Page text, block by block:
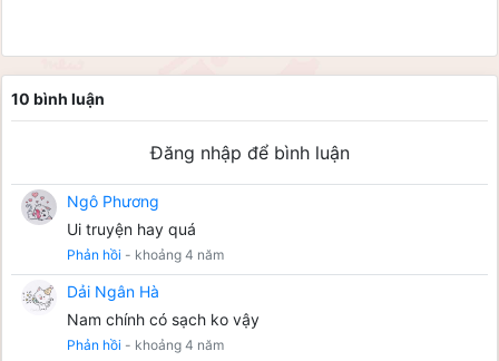
10 bình luận
Đăng nhập để bình luận
Ngô Phương
Ui truyện hay quá
Phản hồi - khoảng 4 năm
Dải Ngân Hà
Nam chính có sạch ko vậy
Phản hồi - khoảng 4 năm